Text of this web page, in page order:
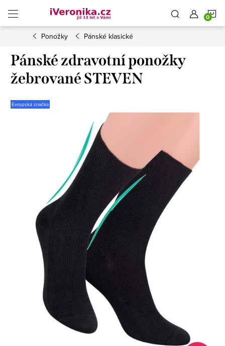
obsah
Ponožky Pánské klasické
Pánské zdravotní ponožky
žebrované STEVEN
Evropská značka